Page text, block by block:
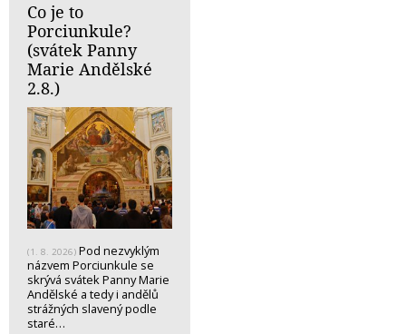
Co je to
Porciunkule?
(svátek Panny
Marie Andělské
2.8.)
(1. 8. 2026) Pod nezvyklým
názvem Porciunkule se
skrývá svátek Panny Marie
Andělské a tedy i andělů
strážných slavený podle
staré…